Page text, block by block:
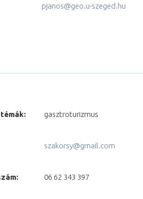
pjanos@geo.u-szeged.hu
gasztroturizmus
szakorsy@gmail.com
06 62 343 397